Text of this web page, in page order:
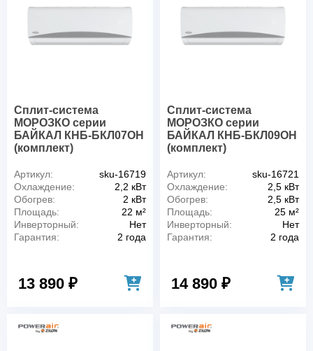
Сплит-система
МОРОЗКО серии
БАЙКАЛ КНБ-БКЛ07ОН
(комплект)
Артикул:
sku-16719
Охлаждение:
2,2 кВт
Обогрев:
2 кВт
Площадь:
22 м²
Инверторный:
Нет
Гарантия:
2 года
13 890 ₽
Сплит-система
МОРОЗКО серии
БАЙКАЛ КНБ-БКЛ09ОН
(комплект)
Артикул:
sku-16721
Охлаждение:
2,5 кВт
Обогрев:
2,5 кВт
Площадь:
25 м²
Инверторный:
Нет
Гарантия:
2 года
14 890 ₽